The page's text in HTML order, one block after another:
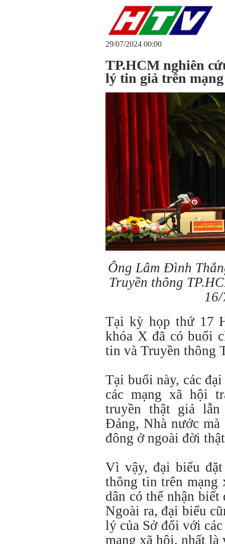
29/07/2024 00:00
TP.HCM nghiên
lý tin giả trên
Ông Lâm Đình
Truyền thông
Tại kỳ họp thứ 17
khóa X đã có buổi
tin và Truyền thông
Tại buổi này, các
các mạng xã hội
truyền thật giả
Đảng, Nhà nước mà
đông ở ngoài đời
Vì vậy, đại biểu
thông tin trên mạng
dân có thể nhận
Ngoài ra, đại biểu
lý của Sở đối với
mạng xã hội, nhất